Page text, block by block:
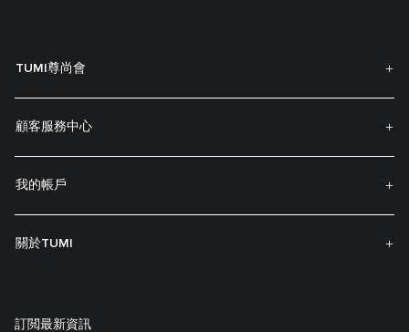
TUMI尊尚會
顧客服務中心
我的帳戶
關於TUMI
訂閲最新資訊